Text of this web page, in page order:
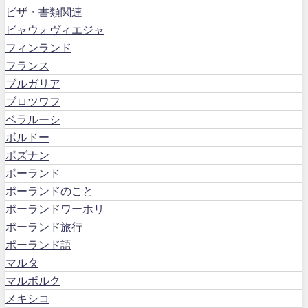
ビザ・書類関連
ビャウォヴィエジャ
フィンランド
フランス
ブルガリア
ブロツワフ
ベラルーシ
ボルドー
ポズナン
ポーランド
ポーランドのこと
ポーランドワーホリ
ポーランド旅行
ポーランド語
マルタ
マルボルク
メキシコ